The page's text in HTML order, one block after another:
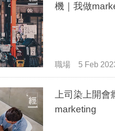
機｜我做
職場 5 Feb
上司染上開
marketing